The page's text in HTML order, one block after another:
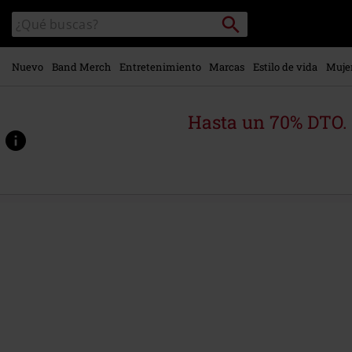
contenido
principal
Buscar
en
el
catálogo
Buscar
Nuevo Band Merch Entretenimiento Marcas Estilo de vida
Hasta un 70%